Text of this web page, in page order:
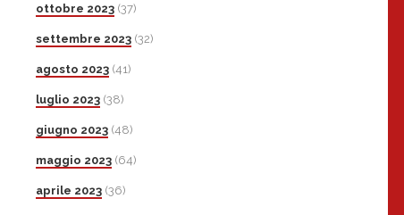
ottobre 2023(37)
settembre 2023(32)
agosto 2023(41)
luglio 2023(38)
giugno 2023(48)
maggio 2023(64)
aprile 2023(36)